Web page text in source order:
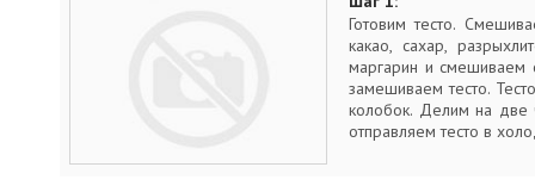
Готовим тесто.
какао, сахар,
маргарин и смешиваем
замешиваем тесто.
колобок. Делим на две
отправляем тесто в